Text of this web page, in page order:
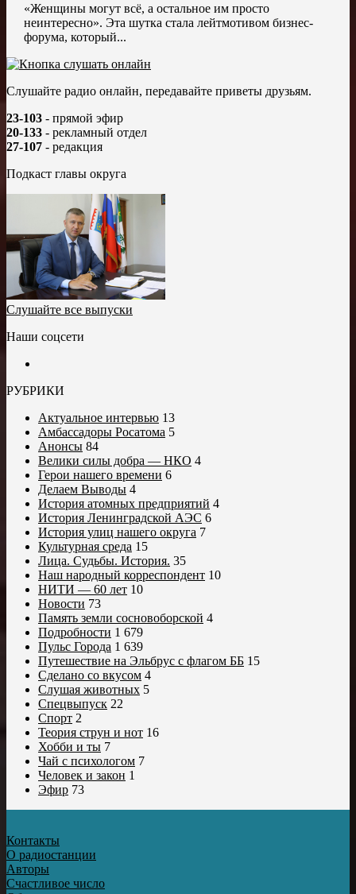
«Женщины могут всё, а остальное им просто
неинтересно». Эта шутка стала лейтмотивом бизнес-
форума, который...
Слушайте радио онлайн, передавайте приветы друзьям.
23-103 - прямой эфир
20-133 - рекламный отдел
27-107 - редакция
Подкаст главы округа
Слушайте все выпуски
Наши соцсети
РУБРИКИ
Актуальное интервью 13
Амбассадоры Росатома 5
Анонсы 84
Велики силы добра — НКО 4
Герои нашего времени 6
Делаем Выводы 4
История атомных предприятий 4
История Ленинградской АЭС 6
История улиц нашего округа 7
Культурная среда 15
Лица. Судьбы. История. 35
Наш народный корреспондент 10
НИТИ — 60 лет 10
Новости 73
Память земли сосновоборской 4
Подробности 1 679
Пульс Города 1 639
Путешествие на Эльбрус с флагом ББ 15
Сделано со вкусом 4
Слушая животных 5
Спецвыпуск 22
Спорт 2
Теория струн и нот 16
Хобби и ты 7
Чай с психологом 7
Человек и закон 1
Эфир 73
Контакты
О радиостанции
Авторы
Счастливое число